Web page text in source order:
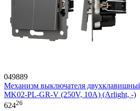
049889
Механизм выключателя
MK02-PL-GR-V (250V, 10A) (Arlight, -)
62426